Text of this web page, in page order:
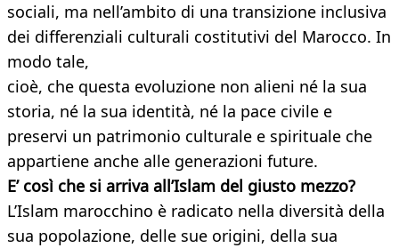
sociali, ma nell’ambito di una transizione inclusiva
dei differenziali culturali costitutivi del Marocco. In
modo tale,
cioè, che questa evoluzione non alieni né la sua
storia, né la sua identità, né la pace civile e
preservi un patrimonio culturale e spirituale che
appartiene anche alle generazioni future.
E’ così che si arriva all’Islam del giusto mezzo?
L’Islam marocchino è radicato nella diversità della
sua popolazione, delle sue origini, della sua